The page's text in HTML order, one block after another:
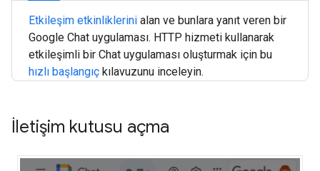
Etkileşim etkinliklerini alan ve bunlara yanıt veren bir
Google Chat uygulaması. HTTP hizmeti kullanarak
etkileşimli bir Chat uygulaması oluşturmak için bu
hızlı başlangıç kılavuzunu inceleyin.
İletişim kutusu açma